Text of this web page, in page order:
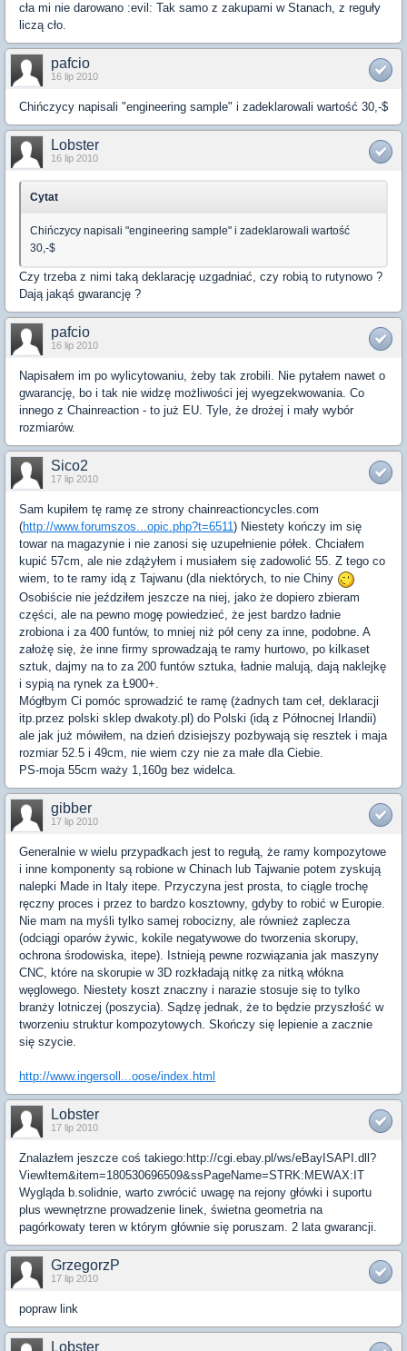
cła mi nie darowano :evil: Tak samo z zakupami w Stanach, z reguły
liczą cło.
pafcio
16 lip 2010
Chińczycy napisali "engineering sample" i zadeklarowali wartość 30,-$
Lobster
16 lip 2010
Cytat
Chińczycy napisali "engineering sample" i zadeklarowali wartość
30,-$
Czy trzeba z nimi taką deklarację uzgadniać, czy robią to rutynowo ?
Dają jakąś gwarancję ?
pafcio
16 lip 2010
Napisałem im po wylicytowaniu, żeby tak zrobili. Nie pytałem nawet o
gwarancję, bo i tak nie widzę możliwości jej wyegzekwowania. Co
innego z Chainreaction - to już EU. Tyle, że drożej i mały wybór
rozmiarów.
Sico2
17 lip 2010
Sam kupiłem tę ramę ze strony chainreactioncycles.com
(http://www.forumszos...opic.php?t=6511) Niestety kończy im się
towar na magazynie i nie zanosi się uzupełnienie półek. Chciałem
kupić 57cm, ale nie zdążyłem i musiałem się zadowolić 55. Z tego co
wiem, to te ramy idą z Tajwanu (dla niektórych, to nie Chiny
Osobiście nie jeździłem jeszcze na niej, jako że dopiero zbieram
części, ale na pewno mogę powiedzieć, że jest bardzo ładnie
zrobiona i za 400 funtów, to mniej niż pół ceny za inne, podobne. A
założę się, że inne firmy sprowadzają te ramy hurtowo, po kilkaset
sztuk, dajmy na to za 200 funtów sztuka, ładnie malują, dają naklejkę
i sypią na rynek za Ł900+.
Mógłbym Ci pomóc sprowadzić te ramę (żadnych tam ceł, deklaracji
itp.przez polski sklep dwakoty.pl) do Polski (idą z Północnej Irlandii)
ale jak już mówiłem, na dzień dzisiejszy pozbywają się resztek i maja
rozmiar 52.5 i 49cm, nie wiem czy nie za małe dla Ciebie.
PS-moja 55cm waży 1,160g bez widelca.
gibber
17 lip 2010
Generalnie w wielu przypadkach jest to regułą, że ramy kompozytowe
i inne komponenty są robione w Chinach lub Tajwanie potem zyskują
nalepki Made in Italy itepe. Przyczyna jest prosta, to ciągle trochę
ręczny proces i przez to bardzo kosztowny, gdyby to robić w Europie.
Nie mam na myśli tylko samej robocizny, ale również zaplecza
(odciągi oparów żywic, kokile negatywowe do tworzenia skorupy,
ochrona środowiska, itepe). Istnieją pewne rozwiązania jak maszyny
CNC, które na skorupie w 3D rozkładają nitkę za nitką włókna
węglowego. Niestety koszt znaczny i narazie stosuje się to tylko
branży lotniczej (poszycia). Sądzę jednak, że to będzie przyszłość w
tworzeniu struktur kompozytowych. Skończy się lepienie a zacznie
się szycie.
http://www.ingersoll...oose/index.html
Lobster
17 lip 2010
Znalazłem jeszcze coś takiego:http://cgi.ebay.pl/ws/eBayISAPI.dll?
ViewItem&item=180530696509&ssPageName=STRK:MEWAX:IT
Wygląda b.solidnie, warto zwrócić uwagę na rejony główki i suportu
plus wewnętrzne prowadzenie linek, świetna geometria na
pagórkowaty teren w którym głównie się poruszam. 2 lata gwarancji.
GrzegorzP
17 lip 2010
popraw link
Lobster